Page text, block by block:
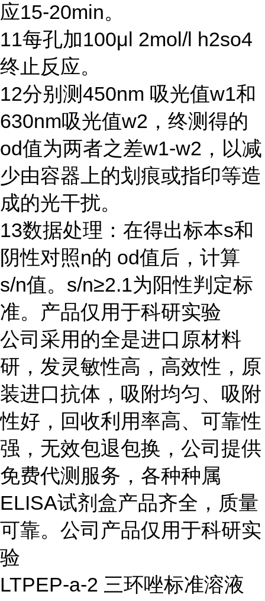
应15-20min。
11每孔加100μl 2mol/l h2so4
终止反应。
12分别测 450nm 吸光值w1和
630nm吸光值w2 ，终测得的
od值为两者之差w1-w2 ，以减
少由容器上的划痕或指印等造
成的光干扰。
13数据处理：在得出标本s和
阴性对照n的 od值后，计算
s/n值。 s/n≥2.1为阳性判定标
准。产品仅用于科研实验
公司采用的全是进口原材料
研，发灵敏性高，高效性，原
装进口抗体，吸附均匀、吸附
性好，回收利用率高、可靠性
强，无效包退包换，公司提供
免费代测服务，各种种属
ELISA试剂盒产品齐全，质量
可靠。公司产品仅用于科研实
验
LTPEP-a-2 三环唑标准溶液